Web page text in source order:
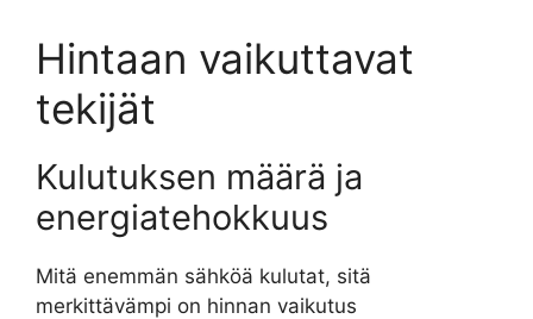
Hintaan vaikuttavat
tekijät
Kulutuksen määrä ja
energiatehokkuus
Mitä enemmän sähköä kulutat, sitä
merkittävämpi on hinnan vaikutus